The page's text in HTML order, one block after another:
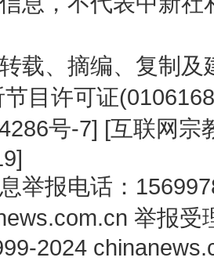
载、摘编、复制
目许可证
号-7] [互联网宗
]
举报电话：
举报受
2024